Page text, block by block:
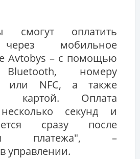
смогут оплатить
мобильное
Avtobys – с помощью
Bluetooth, номеру
или NFC, а также
картой. Оплата
секунд и
сразу после
платежа", –
управлении.